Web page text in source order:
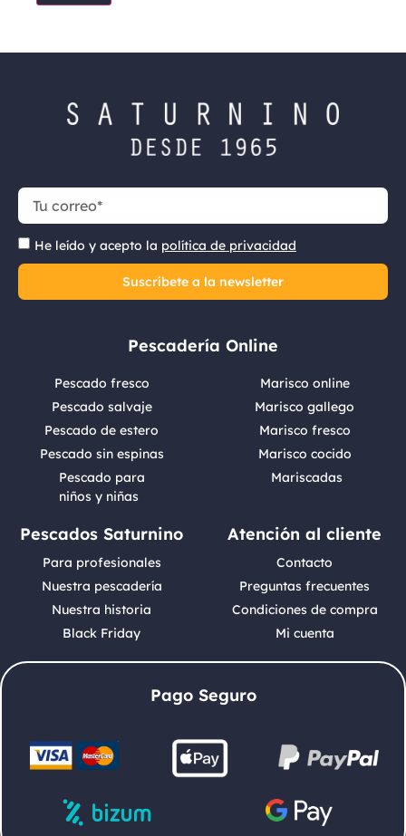
He leído y acepto la política de privacidad
Suscríbete a la newsletter
Pescadería Online
Pescado fresco
Pescado salvaje
Pescado de estero
Pescado sin espinas
Pescado para
niños y niñas
Marisco online
Marisco gallego
Marisco fresco
Marisco cocido
Mariscadas
Pescados Saturnino
Para profesionales
Nuestra pescadería
Nuestra historia
Black Friday
Atención al cliente
Contacto
Preguntas frecuentes
Condiciones de compra
Mi cuenta
Pago Seguro